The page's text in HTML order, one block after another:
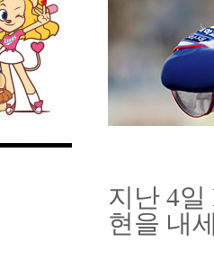
지난 4
현을 내